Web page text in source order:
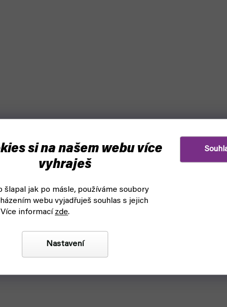
si na našem webu více
vyhraješ
šlapal jak po másle, používáme soubory
webu vyjadřuješ souhlas s jejich
informací zde.
Nastavení